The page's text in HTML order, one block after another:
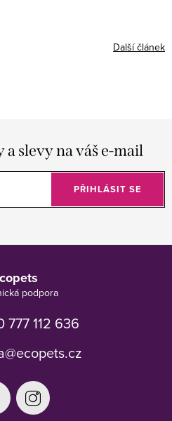
Další článek
slevy na váš e-mail
PŘIHLÁSIT SE
777 112 636
@ecopets.cz